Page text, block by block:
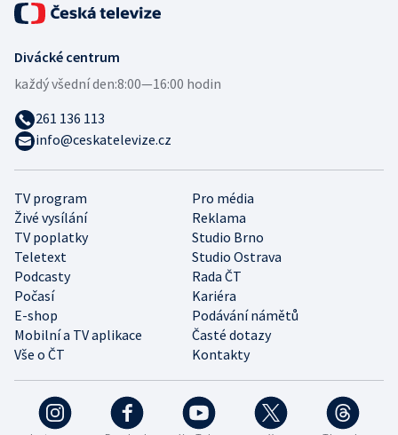
TV program
Pro média
Živé vysílání
Reklama
TV poplatky
Studio Brno
Teletext
Studio Ostrava
Podcasty
Rada ČT
Počasí
Kariéra
E-shop
Podávání námětů
Mobilní a TV aplikace
Časté dotazy
Vše o ČT
Kontakty
Divácké centrum
každý všední den:8:00—16:00 hodin
261 136 113
info@ceskatelevize.cz